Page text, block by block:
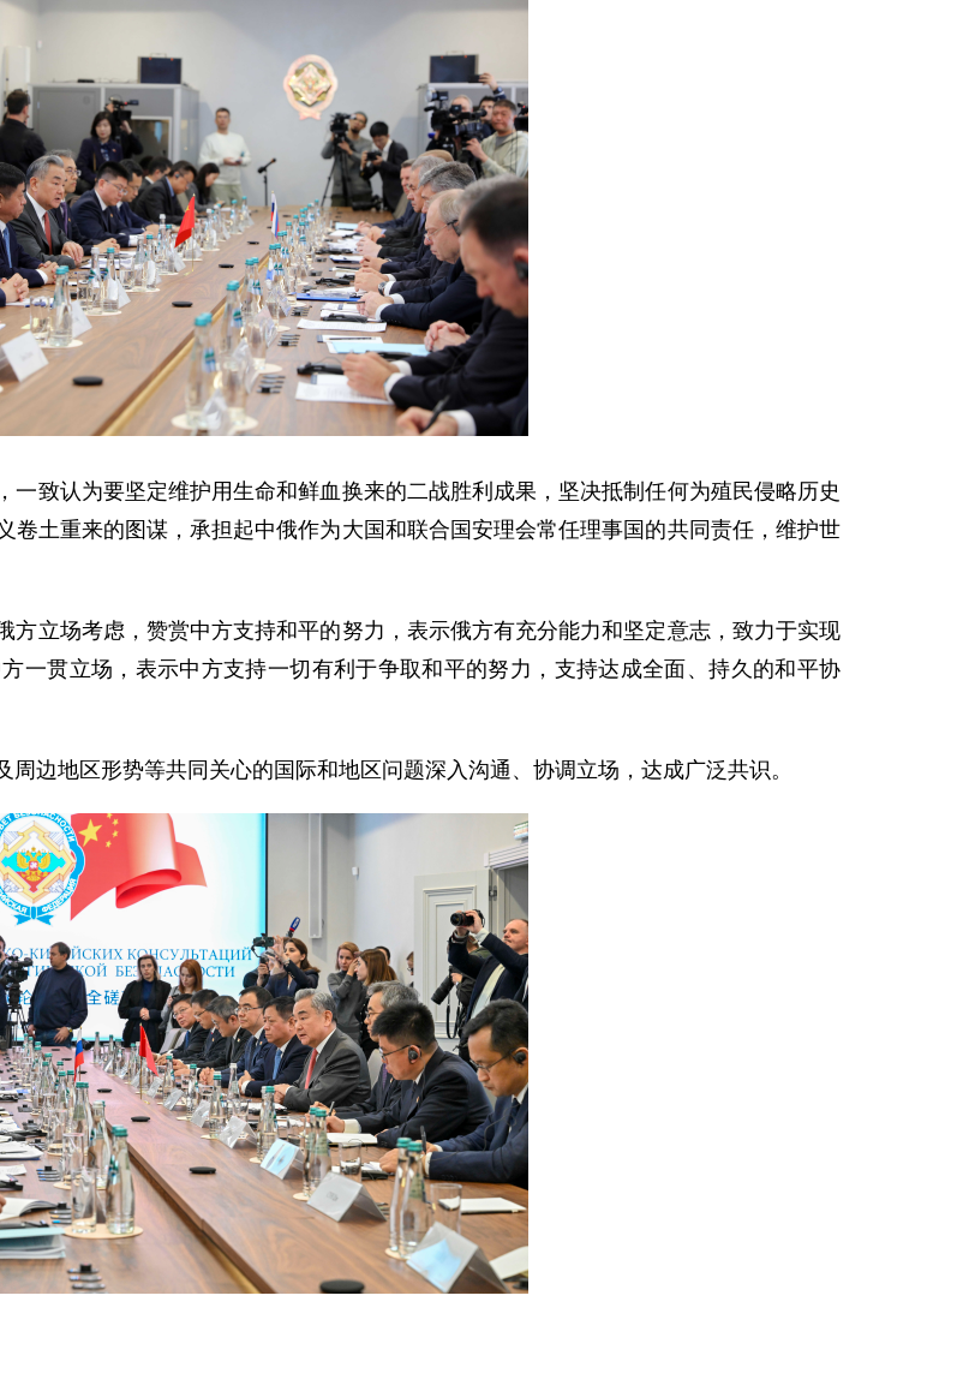
致认为要坚定维护用生命和鲜血换来的二战胜利成果，坚决抵制任何为殖民侵略历史
土重来的图谋，承担起中俄作为大国和联合国安理会常任理事国的共同责任，维护世
方立场考虑，赞赏中方支持和平的努力，表示俄方有充分能力和坚定意志，致力于实现
一贯立场，表示中方支持一切有利于争取和平的努力，支持达成全面、持久的和平协
边地区形势等共同关心的国际和地区问题深入沟通、协调立场，达成广泛共识。